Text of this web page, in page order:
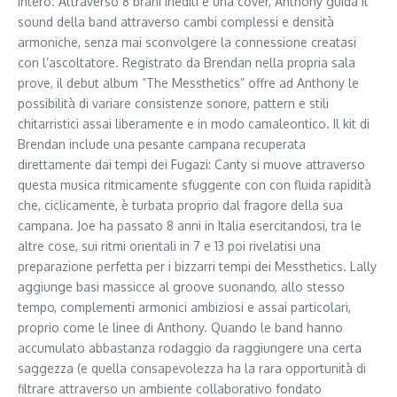
sound della band attraverso cambi complessi e densità
armoniche, senza mai sconvolgere la connessione creatasi
con l’ascoltatore. Registrato da Brendan nella propria sala
prove, il debut album ​”The Messthetics” offre ad Anthony le
possibilità di variare consistenze sonore, pattern e stili
chitarristici assai liberamente e in modo camaleontico. Il kit di
Brendan include una pesante campana recuperata
direttamente dai tempi dei Fugazi: Canty si muove attraverso
questa musica ritmicamente sfuggente con con fluida rapidità
che, ciclicamente, è turbata proprio dal fragore della sua
campana. Joe ha passato 8 anni in Italia esercitandosi, tra le
altre cose, sui ritmi orientali in 7 e 13 poi rivelatisi una
preparazione perfetta per i bizzarri tempi dei Messthetics. Lally
aggiunge basi massicce al groove suonando, allo stesso
tempo, complementi armonici ambiziosi e assai particolari,
proprio come le linee di Anthony. Quando le band hanno
accumulato abbastanza rodaggio da raggiungere una certa
saggezza (e quella consapevolezza ha la rara opportunità di
filtrare attraverso un ambiente collaborativo fondato